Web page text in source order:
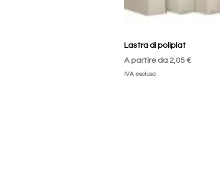
Lastra di poliplat
A partire da 2,05 €
Prezzo scontato
IVA esclusa